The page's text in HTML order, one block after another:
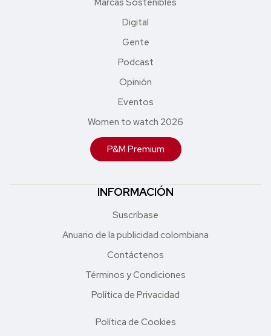
Digital
Gente
Podcast
Opinión
Eventos
Women to watch 2026
P&M Premium
INFORMACIÓN
Suscríbase
Anuario de la publicidad colombiana
Contáctenos
Términos y Condiciones
Política de Privacidad
Política de Cookies